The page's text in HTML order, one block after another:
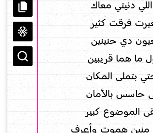
اللي دنيتي معاك
فرقت كثير
دي حنينين
ما هما قريبين
بتملى المكان
حاسس بالأمان
الموضوع كبير
هموت وأعرف